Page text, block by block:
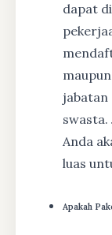
dapat
jabatan
swasta.
Anda
luas
Apakah